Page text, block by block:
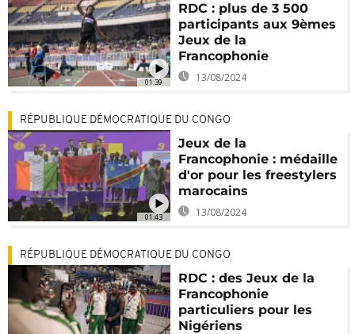
01:39
RDC : plus de 3 500
participants aux 9èmes
Jeux de la
Francophonie
13/08/2024
01:43
RÉPUBLIQUE DÉMOCRATIQUE DU CONGO
Jeux de la
Francophonie : médaille
d'or pour les freestylers
marocains
13/08/2024
RÉPUBLIQUE DÉMOCRATIQUE DU CONGO
RDC : des Jeux de la
Francophonie
particuliers pour les
Nigériens